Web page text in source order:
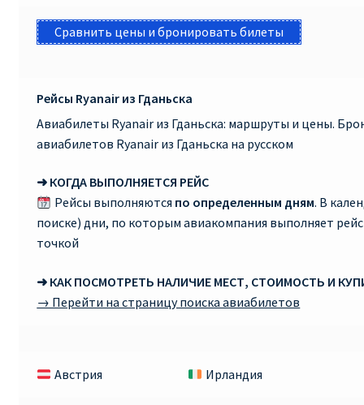
Сравнить цены и бронировать билеты
Рейсы Ryanair из Гданьска
Авиабилеты Ryanair из Гданьска: маршруты и цены.
авиабилетов Ryanair из Гданьска на русском
➜ КОГДА ВЫПОЛНЯЕТСЯ РЕЙС
Рейсы выполняются по определенным дням. В
поиске) дни, по которым авиакомпания выполняет
точкой
➜ КАК ПОСМОТРЕТЬ НАЛИЧИЕ МЕСТ, СТОИМОСТЬ И
→ Перейти на страницу поиска авиабилетов
Австрия Ирландия